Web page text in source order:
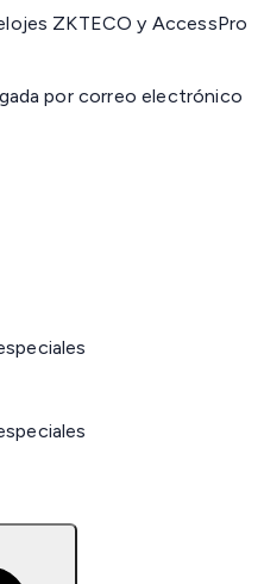
ZKTECO y AccessPro
por correo electrónico